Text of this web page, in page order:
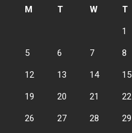
M
T W T
1
5 6 7 8
12 13 14 15
19 20 21 22
26 27 28 29